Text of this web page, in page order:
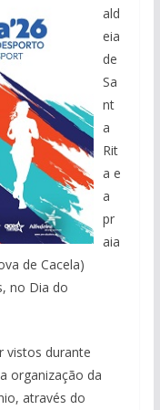
ald
eia
de
Sa
nt
a
Rit
a e
a
pr
aia
de Cacela)
no Dia do
vistos durante
organização da
através do